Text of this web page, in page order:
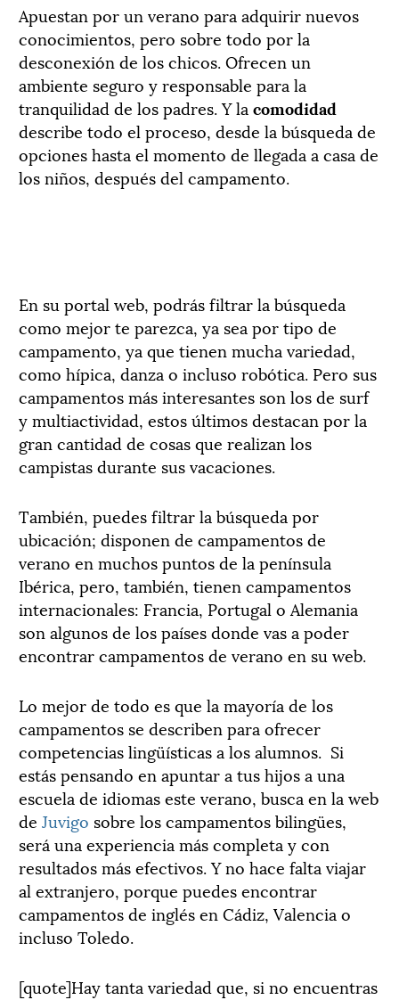
Apuestan por un verano para adquirir nuevos
conocimientos, pero sobre todo por la
desconexión de los chicos. Ofrecen un
ambiente seguro y responsable para la
tranquilidad de los padres. Y la comodidad
describe todo el proceso, desde la búsqueda de
opciones hasta el momento de llegada a casa de
los niños, después del campamento.
En su portal web, podrás filtrar la búsqueda
como mejor te parezca, ya sea por tipo de
campamento, ya que tienen mucha variedad,
como hípica, danza o incluso robótica. Pero sus
campamentos más interesantes son los de surf
y multiactividad, estos últimos destacan por la
gran cantidad de cosas que realizan los
campistas durante sus vacaciones.
También, puedes filtrar la búsqueda por
ubicación; disponen de campamentos de
verano en muchos puntos de la península
Ibérica, pero, también, tienen campamentos
internacionales: Francia, Portugal o Alemania
son algunos de los países donde vas a poder
encontrar campamentos de verano en su web.
Lo mejor de todo es que la mayoría de los
campamentos se describen para ofrecer
competencias lingüísticas a los alumnos. Si
estás pensando en apuntar a tus hijos a una
escuela de idiomas este verano, busca en la web
de Juvigo sobre los campamentos bilingües,
será una experiencia más completa y con
resultados más efectivos. Y no hace falta viajar
al extranjero, porque puedes encontrar
campamentos de inglés en Cádiz, Valencia o
incluso Toledo.
[quote]Hay tanta variedad que, si no encuentras